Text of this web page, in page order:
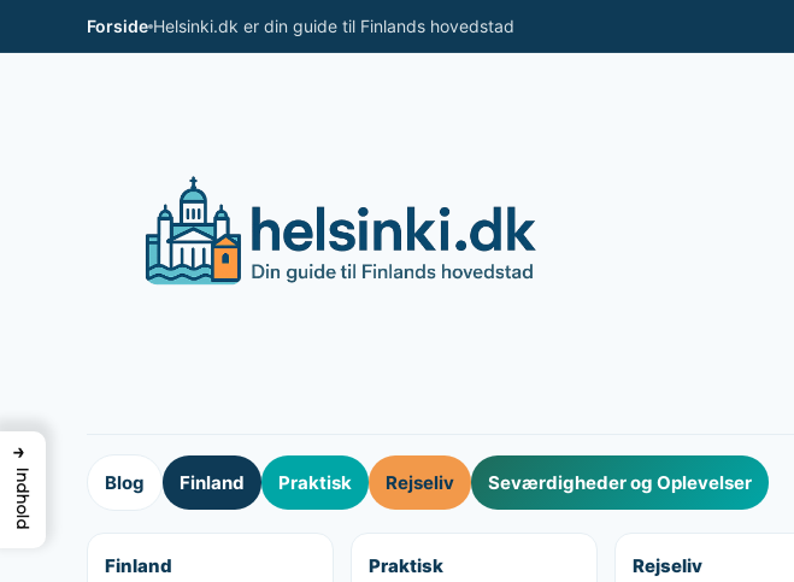
til
Forside Helsinki.dk er din guide til Finlands hovedstad
Blog Finland Praktisk Rejseliv Seværdigheder og Oplevelser
Finland Praktisk Rejseliv
→
Indhold